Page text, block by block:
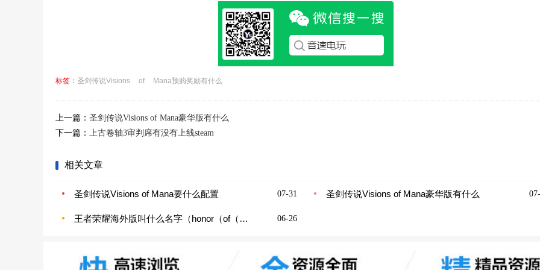
标签： 圣剑传说Visions of Mana预购奖励有什么
上一篇： 圣剑传说Visions of Mana豪华版有什么
下一篇： 上古卷轴3审判席有没有上线steam
相关文章
07-31
圣剑传说Visions of Mana要什么配置 圣剑传说Visions of Mana豪华版有什么
06-26
王者荣耀海外版叫什么名字（honor（of（kings怎么下载）